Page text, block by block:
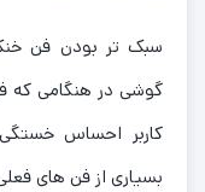
سبک تر بودن فن
گوشی در هنگامی که
کاربر احساس
بسیاری از فن های